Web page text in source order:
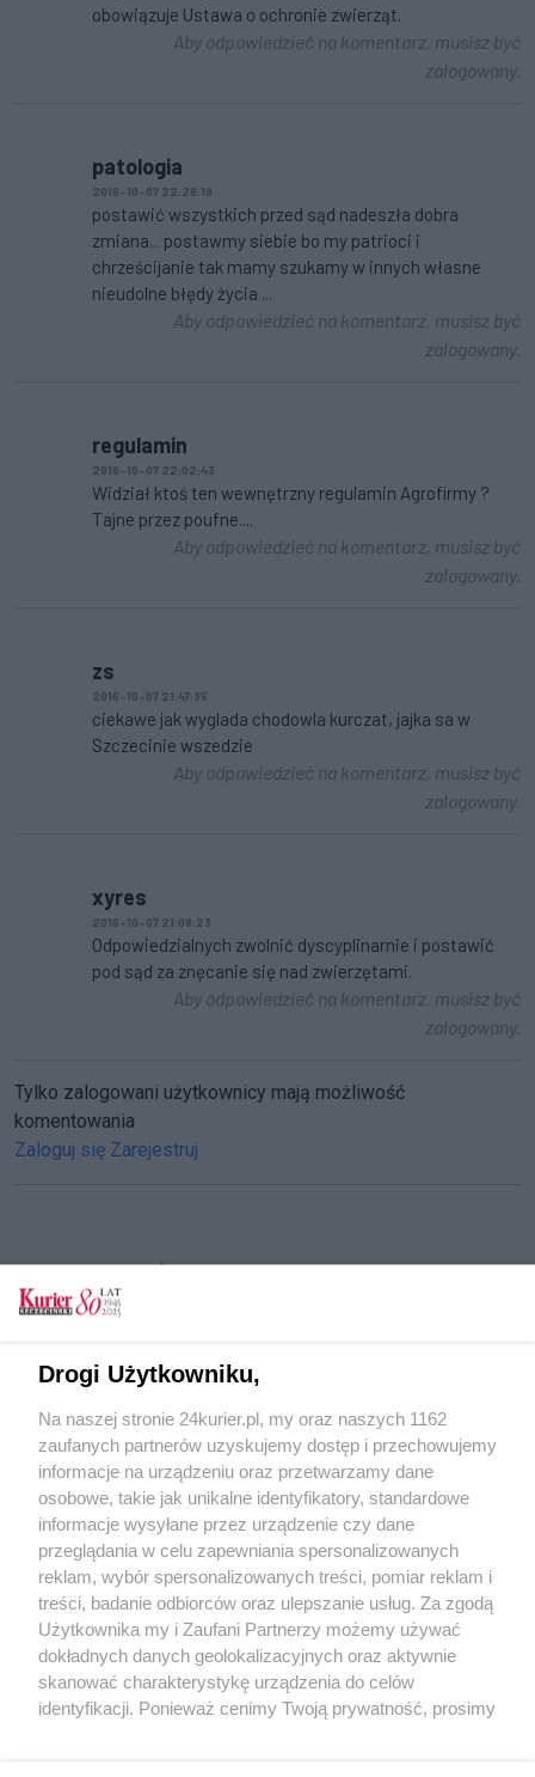
obowiązuje Ustawa o ochronie zwierząt.
Aby odpowiedzieć na komentarz, musisz być
zalogowany.
patologia
2016-10-07 22:28:19
postawić wszystkich przed sąd nadeszła dobra
zmiana... postawmy siebie bo my patrioci i
chrześcijanie tak mamy szukamy w innych własne
nieudolne błędy życia ...
Aby odpowiedzieć na komentarz, musisz być
zalogowany.
regulamin
2016-10-07 22:02:43
Widział ktoś ten wewnętrzny regulamin Agrofirmy ?
Tajne przez poufne....
Aby odpowiedzieć na komentarz, musisz być
zalogowany.
zs
2016-10-07 21:47:35
ciekawe jak wyglada chodowla kurczat, jajka sa w
Szczecinie wszedzie
Aby odpowiedzieć na komentarz, musisz być
zalogowany.
xyres
2016-10-07 21:08:23
Odpowiedzialnych zwolnić dyscyplinarnie i postawić
pod sąd za znęcanie się nad zwierzętami.
Aby odpowiedzieć na komentarz, musisz być
zalogowany.
Tylko zalogowani użytkownicy mają możliwość
komentowania
Zaloguj się Zarejestruj
CZYTAJ TAKŻE
Będzie śledztwo w sprawie maltretowania
W ubojni maltretowano zwierzęta?
Wstrząsające nagrania z Witkowa
W imię praw i wyzwolenia zwierząt
POGODA
13℃
Zobacz prognozę na 3 dni
Drogi Użytkowniku,
Na naszej stronie 24kurier.pl, my oraz naszych 1162
zaufanych partnerów uzyskujemy dostęp i przechowujemy
informacje na urządzeniu oraz przetwarzamy dane
osobowe, takie jak unikalne identyfikatory, standardowe
informacje wysyłane przez urządzenie czy dane
przeglądania w celu zapewniania spersonalizowanych
reklam, wybór spersonalizowanych treści, pomiar reklam i
treści, badanie odbiorców oraz ulepszanie usług. Za zgodą
Użytkownika my i Zaufani Partnerzy możemy używać
dokładnych danych geolokalizacyjnych oraz aktywnie
skanować charakterystykę urządzenia do celów
identyfikacji. Ponieważ cenimy Twoją prywatność, prosimy